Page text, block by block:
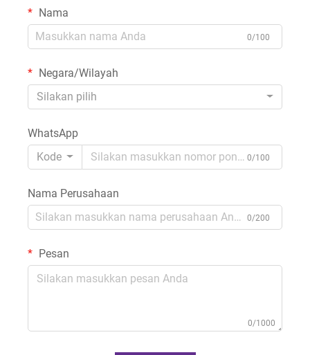
Nama
0/100
Negara/Wilayah
Silakan pilih
WhatsApp
Kode
0/100
Nama Perusahaan
0/200
Pesan
0/1000